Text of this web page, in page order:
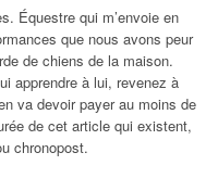
Équestre qui m’envoie en
que nous avons peur
de chiens de la maison.
apprendre à lui, revenez à
va devoir payer au moins de
de cet article qui existent,
chronopost.